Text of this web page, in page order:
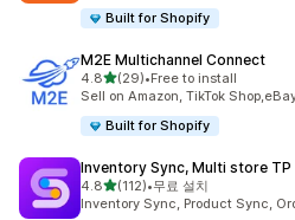
Built for Shopify
M2E Multichannel Connect
4.8별 5개 중
(29)
총 리뷰 29개
•Free to install
Sell on Amazon, TikTok
Built for Shopify
Inventory Sync, Multi store TP
4.8별 5개 중
(112)
총 리뷰 112개
•무료 설치
Inventory Sync, Product Sync,